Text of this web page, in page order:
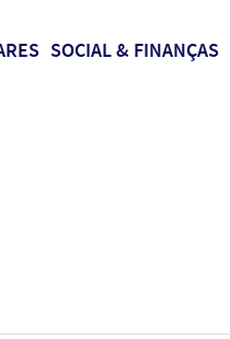
SOCIAL & FINANÇAS